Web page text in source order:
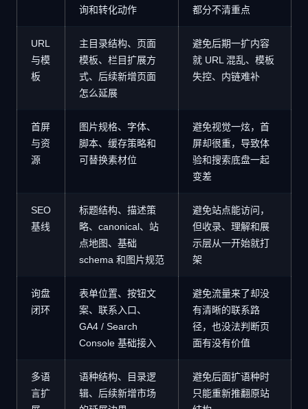
询和转化动作
都分不清重点
URL
与模
板
主目录结构、页面
模板、栏目扩展方
式、后续新增页面
怎么延展
避免后期一扩内容
就 URL 混乱、模板
失控、内链难补
首屏
与资
源
图片规格、字体、
脚本、缓存策略和
可替换素材位
避免视觉一炫，首
屏却很重，导致体
验和搜索底盘一起
变差
SEO
基线
标题结构、描述策
略、canonical、站
点地图、基础
schema 和图片规范
避免站点能访问，
但收录、理解和展
示层从一开始就打
架
询盘
闭环
表单位置、按钮文
案、联系入口、
GA4 / Search
Console 基础接入
避免流量来了却没
有清晰的联系路
径，也没法判断页
面有没有价值
多语
言扩
语种结构、目录逻
辑、后续新增市场
避免后面扩语种时
只能重新推翻原站